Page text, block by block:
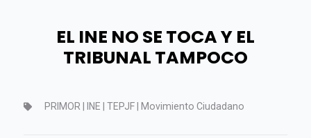
EL INE NO SE TOCA Y EL
TRIBUNAL TAMPOCO
PRIMOR | INE | TEPJF | Movimiento Ciudadano